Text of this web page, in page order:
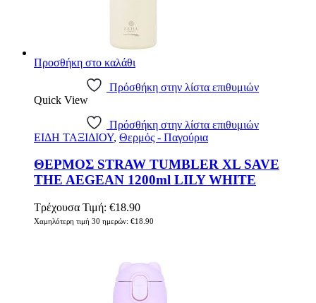
Προσθήκη στο καλάθι
Πρόσθήκη στην λίστα επιθυμιών
Quick View
Πρόσθήκη στην λίστα επιθυμιών
ΕΙΔΗ ΤΑΞΙΔΙΟΥ, Θερμός - Παγούρια
ΘΕΡΜΟΣ STRAW TUMBLER XL SAVE
THE AEGEAN 1200ml LILY WHITE
Τρέχουσα Τιμή: €18.90
Χαμηλότερη τιμή 30 ημερών: €18.90